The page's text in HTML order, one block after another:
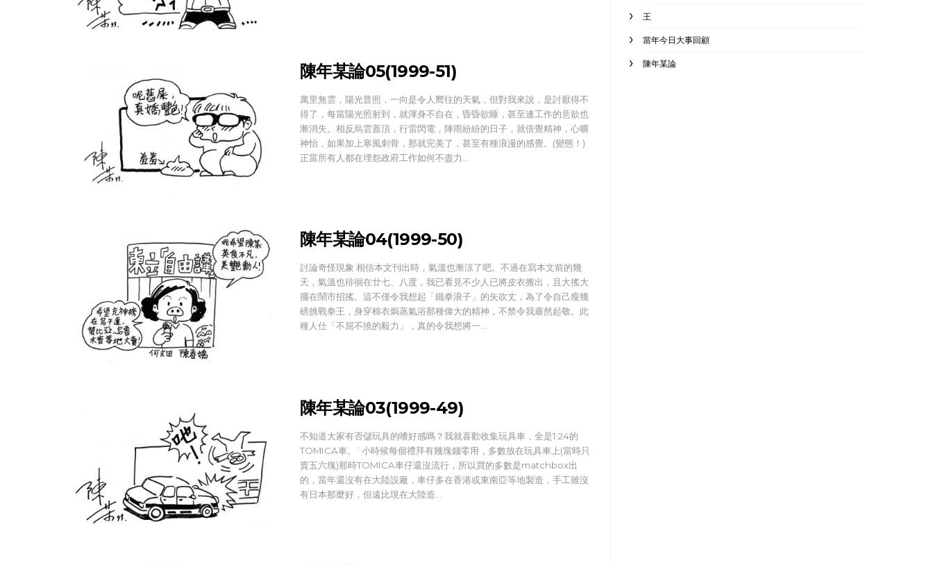
陳年某論05(1999-51)
萬里無雲，陽光普照，一向是令人嚮往的天氣，但對我來說，是討厭得不
得了，每當陽光照射到，就渾身不自在，昏昏欲睡，甚至連工作的意欲也
漸消失。相反烏雲蓋頂，行雷閃電，陣雨紛紛的日子，就倍覺精神，心曠
神怡，如果加上寒風刺骨，那就完美了，甚至有種浪漫的感覺。(變態！)
正當所有人都在埋怨政府工作如何不盡力…
陳年某論04(1999-50)
討論奇怪現象 相信本文刊出時，氣溫也漸涼了吧。不過在寫本文前的幾
天，氣溫也徘徊在廿七、八度，我已看見不少人已將皮衣搬出，且大搖大
擺在鬧市招搖。這不僅令我想起「鐵拳浪子」的矢吹丈，為了令自己瘦幾
磅挑戰拳王，身穿棉衣焗蒸氣浴那種偉大的精神，不禁令我肅然起敬。此
種人仕「不屈不撓的毅力」，真的令我想將一…
陳年某論03(1999-49)
不知道大家有否儲玩具的嗜好感嗎？我就喜歡收集玩具車，全是1:24的
TOMICA車。`小時候每個禮拜有幾塊錢零用，多數放在玩具車上(當時只
賣五六塊)那時TOMICA車仔還沒流行，所以買的多數是matchbox出
的，當年還沒有在大陸設廠，車仔多在香港或東南亞等地製造，手工雖沒
有日本那麼好，但遠比現在大陸造…
王
當年今日大事回顧
陳年某論